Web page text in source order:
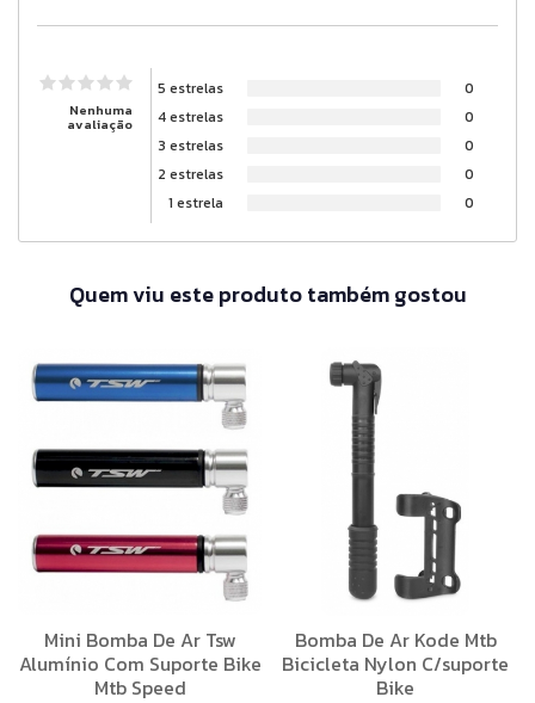
Nenhuma
avaliação
5 estrelas
0
4 estrelas
0
3 estrelas
0
2 estrelas
0
1 estrela
0
Quem viu este produto também gostou
Mini Bomba De Ar Tsw
Alumínio Com Suporte Bike
Mtb Speed
Bomba De Ar Kode Mtb
Bicicleta Nylon C/suporte
Bike